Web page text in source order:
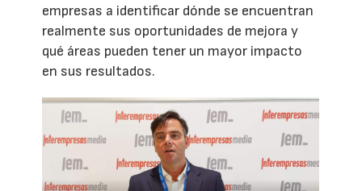
empresas a identificar dónde se encuentran
realmente sus oportunidades de mejora y
qué áreas pueden tener un mayor impacto
en sus resultados.